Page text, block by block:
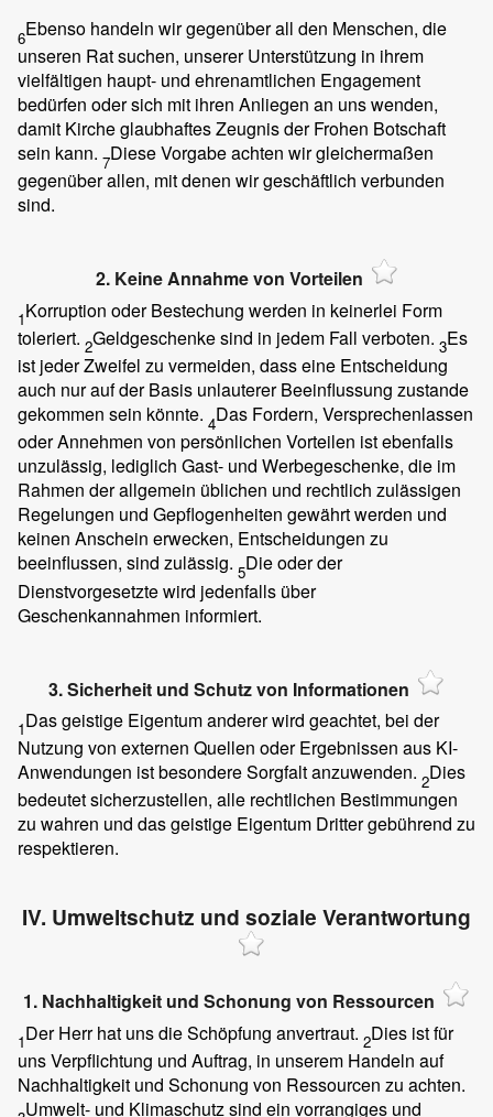
6Ebenso handeln wir gegenüber all den Menschen, die
unseren Rat suchen, unserer Unterstützung in ihrem
vielfältigen haupt- und ehrenamtlichen Engagement
bedürfen oder sich mit ihren Anliegen an uns wenden,
damit Kirche glaubhaftes Zeugnis der Frohen Botschaft
sein kann. 7Diese Vorgabe achten wir gleichermaßen
gegenüber allen, mit denen wir geschäftlich verbunden
sind.
2. Keine Annahme von Vorteilen
1Korruption oder Bestechung werden in keinerlei Form
toleriert. 2Geldgeschenke sind in jedem Fall verboten. 3Es
ist jeder Zweifel zu vermeiden, dass eine Entscheidung
auch nur auf der Basis unlauterer Beeinflussung zustande
gekommen sein könnte. 4Das Fordern, Versprechenlassen
oder Annehmen von persönlichen Vorteilen ist ebenfalls
unzulässig, lediglich Gast- und Werbegeschenke, die im
Rahmen der allgemein üblichen und rechtlich zulässigen
Regelungen und Gepflogenheiten gewährt werden und
keinen Anschein erwecken, Entscheidungen zu
beeinflussen, sind zulässig. 5Die oder der
Dienstvorgesetzte wird jedenfalls über
Geschenkannahmen informiert.
3. Sicherheit und Schutz von Informationen
1Das geistige Eigentum anderer wird geachtet, bei der
Nutzung von externen Quellen oder Ergebnissen aus KI-
Anwendungen ist besondere Sorgfalt anzuwenden. 2Dies
bedeutet sicherzustellen, alle rechtlichen Bestimmungen
zu wahren und das geistige Eigentum Dritter gebührend zu
respektieren.
IV. Umweltschutz und soziale Verantwortung
1. Nachhaltigkeit und Schonung von Ressourcen
1Der Herr hat uns die Schöpfung anvertraut. 2Dies ist für
uns Verpflichtung und Auftrag, in unserem Handeln auf
Nachhaltigkeit und Schonung von Ressourcen zu achten.
Umwelt- und Klimaschutz sind ein vorrangiges und